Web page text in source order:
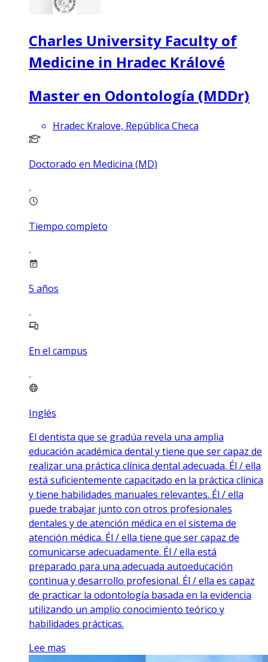
Charles University Faculty of
Medicine in Hradec Králové
Master en Odontología (MDDr)
Hradec Kralove, República Checa
Doctorado en Medicina (MD)
Tiempo completo
5 años
En el campus
Inglés
El dentista que se gradúa revela una amplia
educación académica dental y tiene que ser capaz de
realizar una práctica clínica dental adecuada. Él / ella
está suficientemente capacitado en la práctica clínica
y tiene habilidades manuales relevantes. Él / ella
puede trabajar junto con otros profesionales
dentales y de atención médica en el sistema de
atención médica. Él / ella tiene que ser capaz de
comunicarse adecuadamente. Él / ella está
preparado para una adecuada autoeducación
continua y desarrollo profesional. Él / ella es capaz
de practicar la odontología basada en la evidencia
utilizando un amplio conocimiento teórico y
habilidades prácticas.
Lee mas